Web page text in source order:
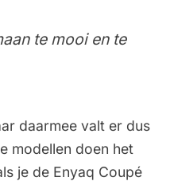
te mooi en te
daarmee valt er dus
modellen doen het
je de Enyaq Coupé